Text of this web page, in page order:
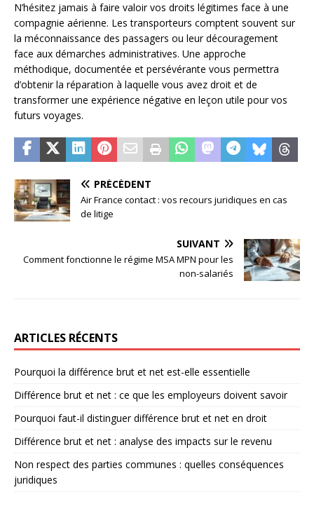
N’hésitez jamais à faire valoir vos droits légitimes face à une
compagnie aérienne. Les transporteurs comptent souvent sur
la méconnaissance des passagers ou leur découragement
face aux démarches administratives. Une approche
méthodique, documentée et persévérante vous permettra
d’obtenir la réparation à laquelle vous avez droit et de
transformer une expérience négative en leçon utile pour vos
futurs voyages.
PRÉCÉDENT
Air France contact : vos recours juridiques en cas
de litige
SUIVANT
Comment fonctionne le régime MSA MPN pour les
non-salariés
ARTICLES RÉCENTS
Pourquoi la différence brut et net est-elle essentielle
Différence brut et net : ce que les employeurs doivent savoir
Pourquoi faut-il distinguer différence brut et net en droit
Différence brut et net : analyse des impacts sur le revenu
Non respect des parties communes : quelles conséquences
juridiques